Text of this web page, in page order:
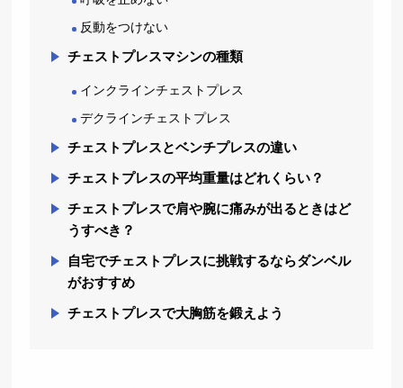
反動をつけない
チェストプレスマシンの種類
インクラインチェストプレス
デクラインチェストプレス
チェストプレスとベンチプレスの違い
チェストプレスの平均重量はどれくらい？
チェストプレスで肩や腕に痛みが出るときはど
うすべき？
自宅でチェストプレスに挑戦するならダンベル
がおすすめ
チェストプレスで大胸筋を鍛えよう